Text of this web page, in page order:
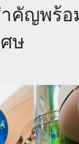
คัญพร้อ
ษ